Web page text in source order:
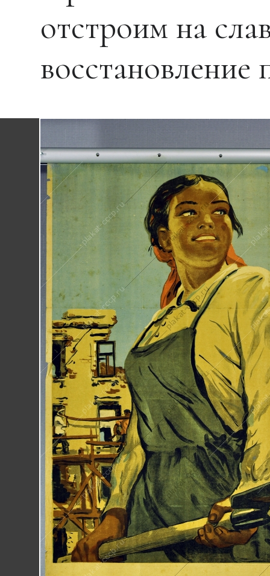
отстроим на